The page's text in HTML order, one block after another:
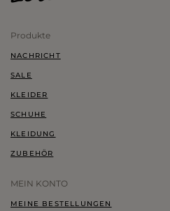
Produkte
NACHRICHT
SALE
KLEIDER
SCHUHE
KLEIDUNG
ZUBEHÖR
MEIN KONTO
MEINE BESTELLUNGEN